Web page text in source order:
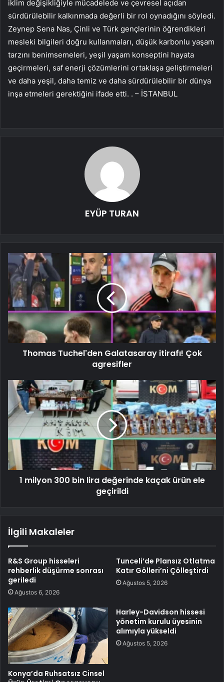
iklim değişikliğiyle mücadelede ve çevresel açıdan
sürdürülebilir kalkınmada değerli bir rol oynadığını söyledi.
Zeynep Sena Nas, Çinli ve Türk gençlerinin öğrendikleri
mesleki bilgileri doğru kullanmaları, düşük karbonlu yaşam
tarzını benimsemeleri, yeşil yaşam konseptini hayata
geçirmeleri, saf enerji çözümlerini ortaklaşa geliştirmeleri
ve daha yeşil, daha temiz ve daha sürdürülebilir bir dünya
inşa etmeleri gerektiğini ifade etti. . – İSTANBUL
EYÜP TURAN
Thomas Tuchel'den Galatasaray itirafı! Çok
agresifler
1 milyon 300 bin lira değerinde kaçak ürün ele
geçirildi
İlgili Makaleler
R&S Group hisseleri
rehberlik düşürme sonrası
geriledi
Ağustos 6, 2026
Tunceli’de Plansız Otlatma
Katır Gölleri’ni Çölleştirdi
Ağustos 5, 2026
Konya’da Ruhsatsız Cinsel
Harley-Davidson hissesi
yönetim kurulu üyesinin
alımıyla yükseldi
Ağustos 5, 2026